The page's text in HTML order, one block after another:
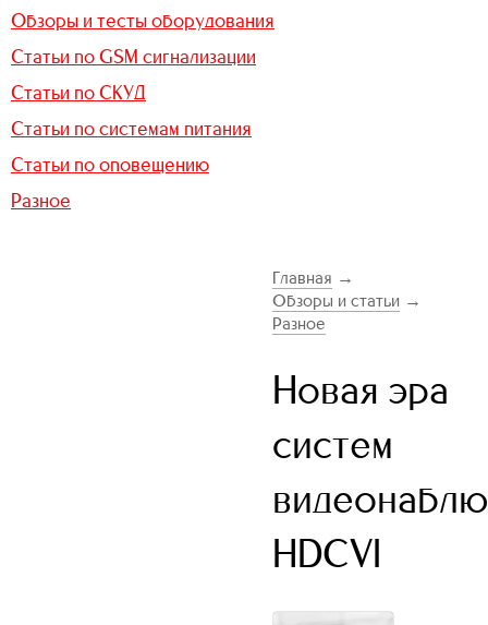
Обзоры и тесты оборудования
Статьи по GSM сигнализации
Статьи по СКУД
Статьи по системам питания
Статьи по оповещению
Разное
Главная →
Обзоры и статьи →
Разное
Новая эра
систем
HDCVI